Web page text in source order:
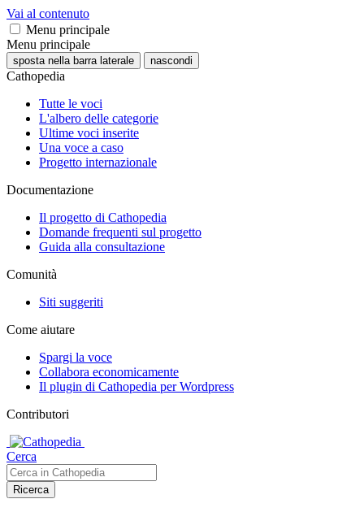
Vai al contenuto
Menu principale
Menu principale
sposta nella barra laterale nascondi
Cathopedia
Tutte le voci
L'albero delle categorie
Ultime voci inserite
Una voce a caso
Progetto internazionale
Documentazione
Il progetto di Cathopedia
Domande frequenti sul progetto
Guida alla consultazione
Comunità
Siti suggeriti
Come aiutare
Spargi la voce
Collabora economicamente
Il plugin di Cathopedia per Wordpress
Contributori
Cerca
Ricerca